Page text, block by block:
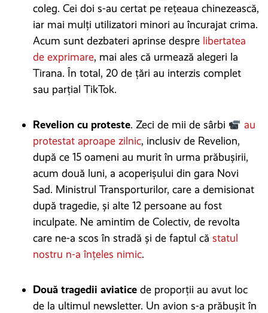
coleg. Cei doi s-au certat pe rețeaua chinezească,
iar mai mulți utilizatori minori au încurajat crima.
Acum sunt dezbateri aprinse despre libertatea
de exprimare, mai ales că urmează alegeri la
Tirana. În total, 20 de țări au interzis complet
sau parțial TikTok.
Revelion cu proteste. Zeci de mii de sârbi
au
protestat aproape zilnic, inclusiv de Revelion,
după ce 15 oameni au murit în urma prăbușirii,
acum două luni, a acoperișului din gara Novi
Sad. Ministrul Transporturilor, care a demisionat
după tragedie, și alte 12 persoane au fost
inculpate. Ne amintim de Colectiv, de revolta
care ne-a scos în stradă și de faptul că statul
nostru n-a înțeles nimic.
Două tragedii aviatice de proporții au avut loc
de la ultimul newsletter. Un avion s-a prăbușit în